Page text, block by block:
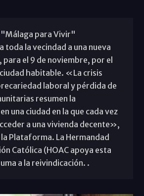
para Vivir"
toda la vecindad a una nueva
el 9 de noviembre, por el
habitable. «La crisis
laboral y pérdida de
resumen la
una ciudad en la que cada vez
a una vivienda decente»,
Plataforma. La Hermandad
Católica (HOAC apoya esta
a la reivindicación. .